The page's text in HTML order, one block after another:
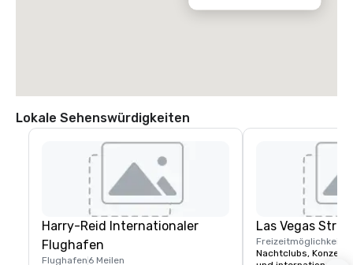
Lokale Sehenswürdigkeiten
Harry-Reid Internationaler
Flughafen
Flughafen 6 Meilen
Las Vegas Strip
Freizeitmöglichkeiten
Nachtclubs,